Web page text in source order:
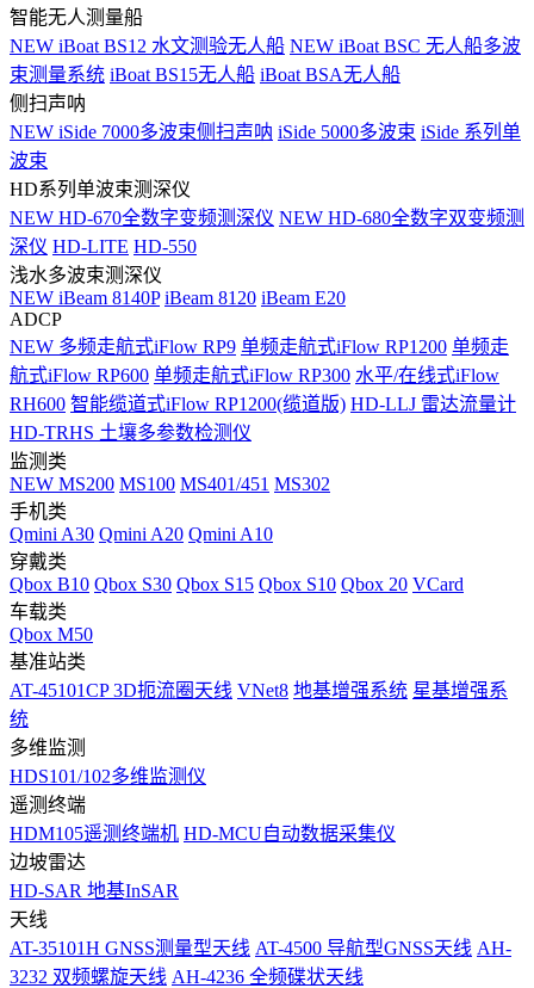
智能无人测量船
NEW iBoat BS12 水文测验无人船 NEW iBoat BSC 无人船多波
束测量系统 iBoat BS15无人船 iBoat BSA无人船
侧扫声呐
NEW iSide 7000多波束侧扫声呐 iSide 5000多波束 iSide 系列单
波束
HD系列单波束测深仪
NEW HD-670全数字变频测深仪 NEW HD-680全数字双变频测
深仪 HD-LITE HD-550
浅水多波束测深仪
NEW iBeam 8140P iBeam 8120 iBeam E20
ADCP
NEW 多频走航式iFlow RP9 单频走航式iFlow RP1200 单频走
航式iFlow RP600 单频走航式iFlow RP300 水平/在线式iFlow
RH600 智能缆道式iFlow RP1200(缆道版) HD-LLJ 雷达流量计
HD-TRHS 土壤多参数检测仪
监测类
NEW MS200 MS100 MS401/451 MS302
手机类
Qmini A30 Qmini A20 Qmini A10
穿戴类
Qbox B10 Qbox S30 Qbox S15 Qbox S10 Qbox 20 VCard
车载类
Qbox M50
基准站类
AT-45101CP 3D扼流圈天线 VNet8 地基增强系统 星基增强系
统
多维监测
HDS101/102多维监测仪
遥测终端
HDM105遥测终端机 HD-MCU自动数据采集仪
边坡雷达
HD-SAR 地基InSAR
天线
AT-35101H GNSS测量型天线 AT-4500 导航型GNSS天线 AH-
3232 双频螺旋天线 AH-4236 全频碟状天线